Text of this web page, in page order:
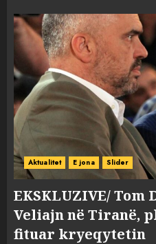
Aktualitet E jona Slider
EKSKLUZIVE/ Tom
Veliajn në Tiranë,
fituar kryeqytetin